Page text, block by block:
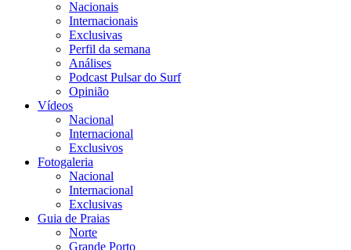
Nacionais
Internacionais
Exclusivas
Perfil da semana
Análises
Podcast Pulsar do Surf
Opinião
Vídeos
Nacional
Internacional
Exclusivos
Fotogaleria
Nacional
Internacional
Exclusivas
Guia de Praias
Norte
Grande Porto